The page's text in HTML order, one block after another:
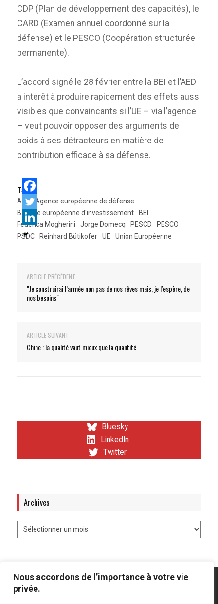
Nous accordons de l’importance à votre vie
privée.
CDP (Plan de développement des capacités), le
CARD (Examen annuel coordonné sur la
défense) et le PESCO (Coopération structurée
permanente).
L’accord signé le 28 février entre la BEI et l’AED
a intérêt à produire rapidement des effets aussi
visibles que convaincants si l’UE – via l’agence
– veut pouvoir opposer des arguments de
poids à ses détracteurs en matière de
contribution efficace à sa défense.
Tags:
AED
Agence européenne de défense
Banque européenne d'investissement
BEI
Federica Mogherini
Jorge Domecq PESCD
PESCO
PSDC
Reinhard Bütikofer UE Union Européenne
ARTICLE PRÉCÉDENT
"Je construirai l’armée non pas de nos rêves mais, je l’espère, de
nos besoins"
ARTICLE SUIVANT
Chine : la qualité vaut mieux que la quantité
Bluesky
LinkedIn
Twitter
Archives